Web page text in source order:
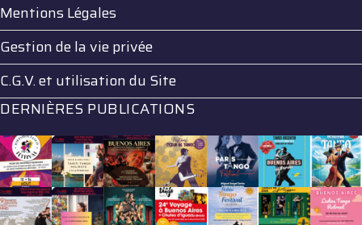
Mentions Légales
Gestion de la vie privée
C.G.V. et utilisation du Site
DERNIÈRES PUBLICATIONS